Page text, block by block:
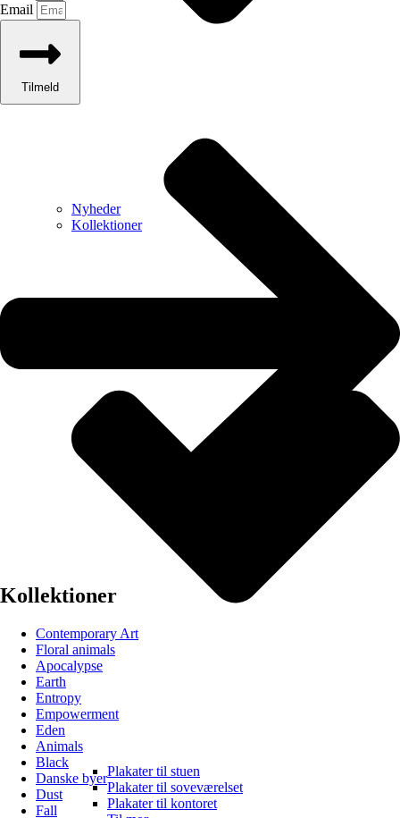
Nyheder
Kollektioner
Plakater til stuen
Plakater til soveværelset
Plakater til kontoret
Email
Tilmeld
Kollektioner
Contemporary Art
Floral animals
Apocalypse
Earth
Entropy
Empowerment
Eden
Animals
Black
Danske byer
Dust
Fall